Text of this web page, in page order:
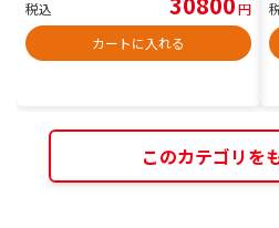
税込
円
カートに入れる
このカテゴリを